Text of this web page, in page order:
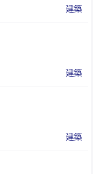
建築
建築
建築